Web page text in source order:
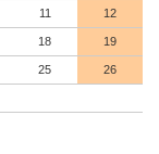
11 12
18 19
25 26